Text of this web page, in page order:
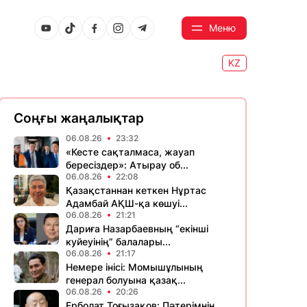
Меню
KZ
Соңғы жаңалықтар
06.08.26 23:32
«Кесте сақталмаса, жауап
бересіздер»: Атырау об...
06.08.26 22:08
Қазақстаннан кеткен Нұртас
Адамбай АҚШ-қа көшуі...
06.08.26 21:21
Дариға Назарбаевның “екінші
куйеуінің” балалары...
06.08.26 21:17
Немере інісі: Момышұлының
генерал болуына қазақ...
06.08.26 20:26